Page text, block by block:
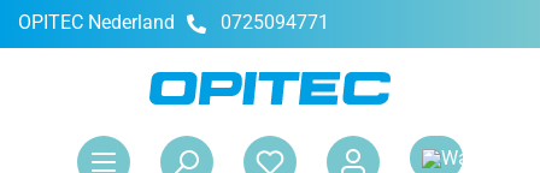
OPITEC Nederland 0725094771